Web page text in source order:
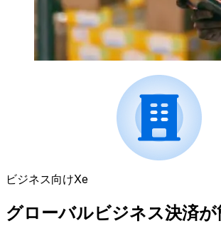
ビジネス向けXe
グローバルビジネス決済が